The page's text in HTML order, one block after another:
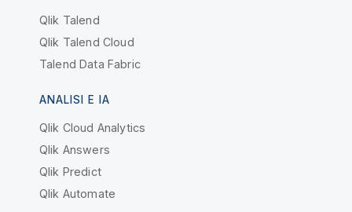
Qlik Talend
Qlik Talend Cloud
Talend Data Fabric
ANALISI E IA
Qlik Cloud Analytics
Qlik Answers
Qlik Predict
Qlik Automate